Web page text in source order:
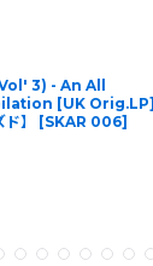
3) - An All
[UK Orig.LP]
】
[SKAR 006]